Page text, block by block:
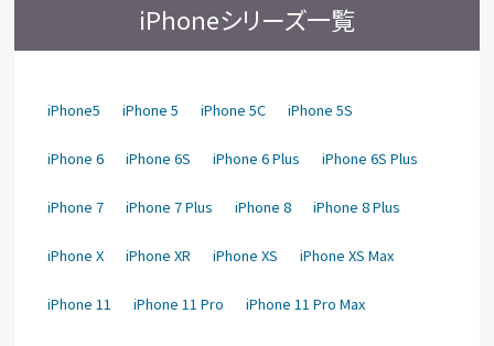
iPhoneシリーズ一覧
iPhone5 iPhone 5 iPhone 5C iPhone 5S
iPhone 6 iPhone 6S iPhone 6 Plus iPhone 6S Plus
iPhone 7 iPhone 7 Plus iPhone 8 iPhone 8 Plus
iPhone X iPhone XR iPhone XS iPhone XS Max
iPhone 11 iPhone 11 Pro iPhone 11 Pro Max